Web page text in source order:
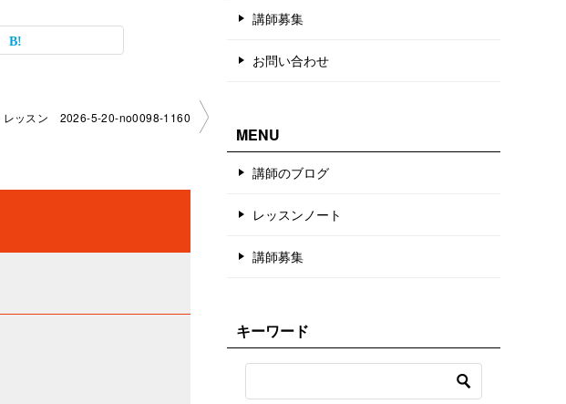
ッスン 2026-5-20-no0098-1160
講師募集
お問い合わせ
MENU
講師のブログ
レッスンノート
講師募集
キーワード